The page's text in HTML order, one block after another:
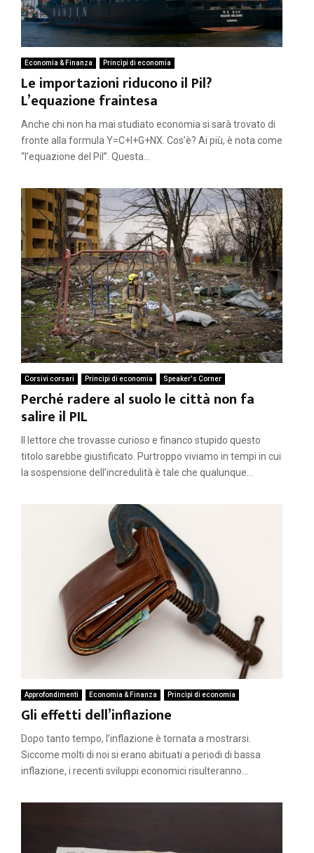
Economia & Finanza Princìpi di economia
Le importazioni riducono il Pil?
L’equazione fraintesa
Anche chi non ha mai studiato economia si sarà trovato di
fronte alla formula Y=C+I+G+NX. Cos’è? Ai più, è nota come
“l’equazione del Pil”. Questa...
Corsivi corsari Princìpi di economia Speaker's Corner
Perché radere al suolo le città non fa
salire il PIL
Il lettore che trovasse curioso e financo stupido questo
titolo sarebbe giustificato. Purtroppo viviamo in tempi in cui
la sospensione dell’incredulità è tale che qualunque...
Approfondimenti Economia & Finanza Princìpi di economia
Gli effetti dell’inflazione
Dopo tanto tempo, l’inflazione è tornata a mostrarsi.
Siccome molti di noi si erano abituati a periodi di bassa
inflazione, i recenti sviluppi economici risulteranno...